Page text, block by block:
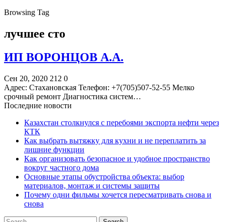
Browsing Tag
лучшее сто
ИП ВОРОНЦОВ А.А.
Сен 20, 2020 212 0
Адрес: Стахановская Телефон: +7(705)507-52-55 Мелко
срочный ремонт Диагностика систем…
Последние новости
Казахстан столкнулся с перебоями экспорта нефти через
КТК
Как выбрать вытяжку для кухни и не переплатить за
лишние функции
Как организовать безопасное и удобное пространство
вокруг частного дома
Основные этапы обустройства объекта: выбор
материалов, монтаж и системы защиты
Почему одни фильмы хочется пересматривать снова и
снова